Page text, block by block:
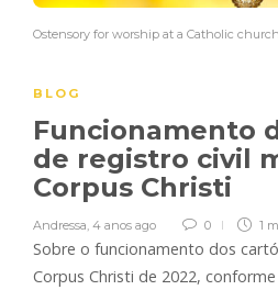
Ostensory for worship at a Catholic
BLOG
Funcionamento
de registro civil
Corpus Christi
Andressa, 4 anos ago 0 1
Sobre o funcionamento dos
Corpus Christi de 2022,